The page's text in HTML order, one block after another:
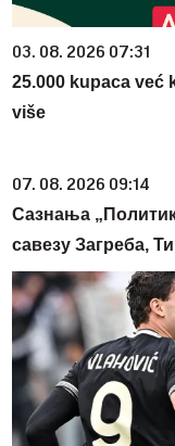
03. 08. 2026 07:31
25.000 kupaca već
više
07. 08. 2026 09:14
Сазнања
савезу Загреба,